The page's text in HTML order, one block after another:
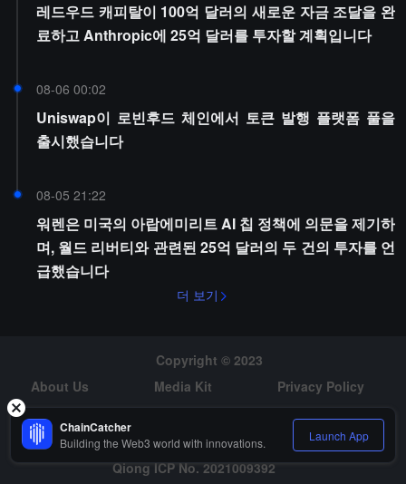
레드우드 캐피탈이 100억 달러의 새로운 자금 조달을 완
료하고 Anthropic에 25억 달러를 투자할 계획입니다
08-06 00:02
Uniswap이 로빈후드 체인에서 토큰 발행 플랫폼 풀을
출시했습니다
08-05 21:22
워렌은 미국의 아랍에미리트 AI 칩 정책에 의문을 제기하
며, 월드 리버티와 관련된 25억 달러의 두 건의 투자를 언
급했습니다
더 보기
Copyright © 2023
About Us
Media Kit
Privacy Policy
Risk Warning
Hiring
Qiong ICP No. 2021009392
ChainCatcher
Building the Web3 world with innovations. Launch App